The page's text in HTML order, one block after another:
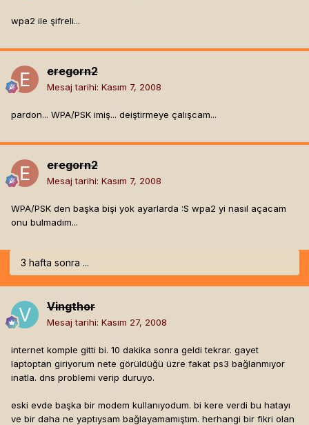
wpa2 ile şifreli...
eregorn2
Mesaj tarihi: Kasım 7, 2008
pardon... WPA/PSK imiş... deiştirmeye çalışcam...
eregorn2
Mesaj tarihi: Kasım 7, 2008
WPA/PSK den başka bişi yok ayarlarda :S wpa2 yi nasıl açacam
onu bulmadım...
3 hafta sonra ...
Vingthor
Mesaj tarihi: Kasım 27, 2008
internet komple gitti bi. 10 dakika sonra geldi tekrar. gayet
laptoptan giriyorum nete görüldüğü üzre fakat ps3 bağlanmıyor
inatla. dns problemi verip duruyo.
eski evde başka bir modem kullanıyodum. bi kere verdi bu hatayı
ve bir daha ne yaptıysam bağlayamamıştım. herhangi bir fikri olan